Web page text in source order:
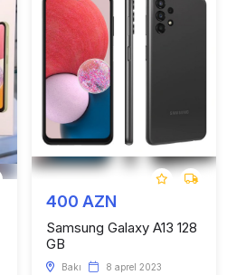
400 AZN
Samsung Galaxy A13 128
GB
Bakı 8 aprel 2023